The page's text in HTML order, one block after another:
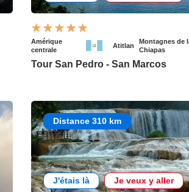
Amérique
centrale
Atitlan
Montagnes de
Chiapas
Tour San Pedro - San Marcos
Distance 310 km
J'étais là Je veux y aller